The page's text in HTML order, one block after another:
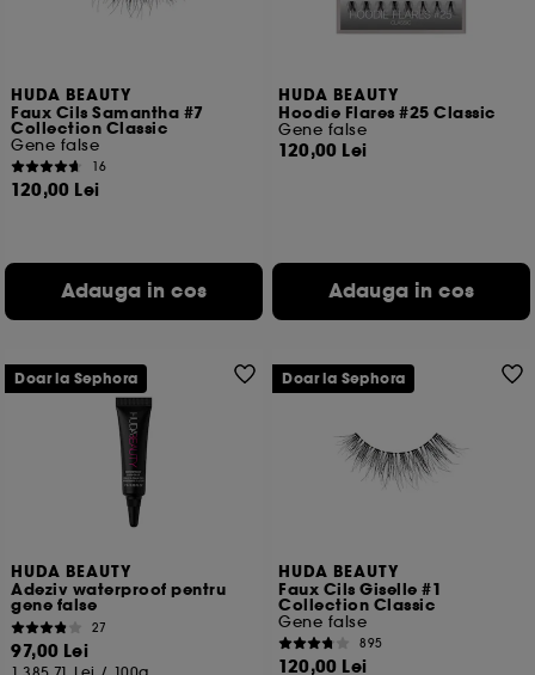
HUDA BEAUTY
Faux Cils Samantha #7
Collection Classic
Gene false
16
120,00 Lei
Adauga in cos
HUDA BEAUTY
Hoodie Flares #25 Classic
Gene false
120,00 Lei
Adauga in cos
HUDA BEAUTY
Adeziv waterproof pentru
gene false
27
97,00 Lei
Doar la Sephora
HUDA BEAUTY
Faux Cils Giselle #1
Collection Classic
Gene false
895
120,00 Lei
Doar la Sephora